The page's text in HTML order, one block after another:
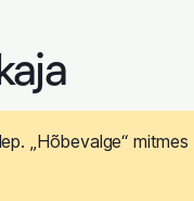
„Hõbevalge“ mitmes